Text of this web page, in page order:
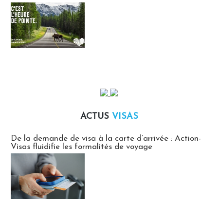
ACTUS VISAS
De la demande de visa à la carte d’arrivée : Action-
Visas fluidifie les formalités de voyage